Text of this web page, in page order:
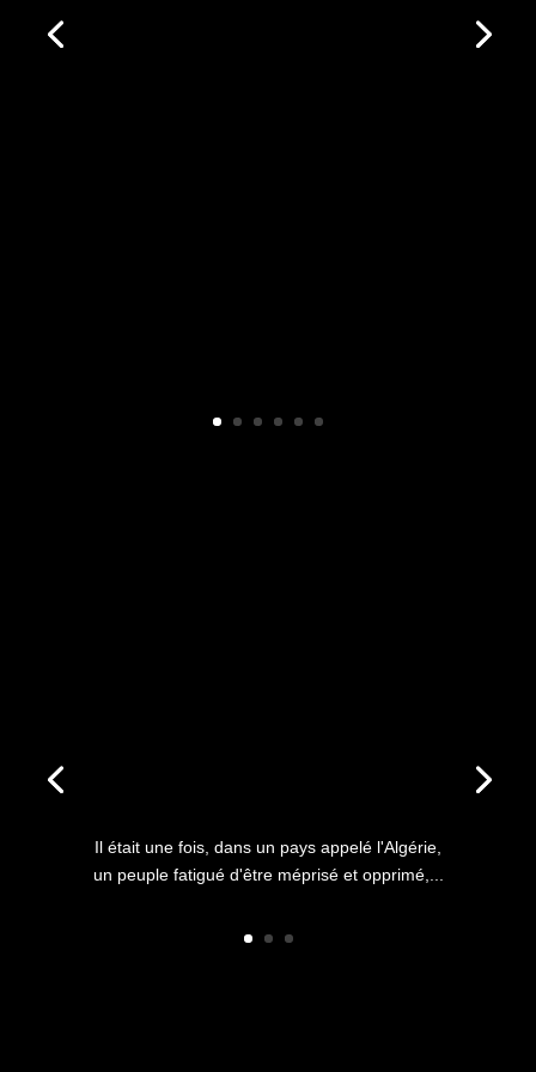
Il était une fois, dans un pays appelé l'Algérie,
un peuple fatigué d'être méprisé et opprimé,...